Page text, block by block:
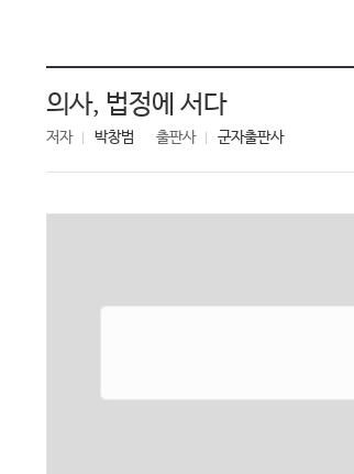
의사, 법정에 서다
저자 박창범 출판사 군자출판사